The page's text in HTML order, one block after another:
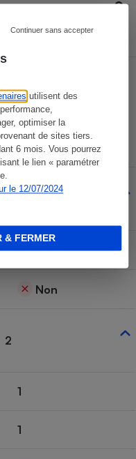
utilisent des
optimiser la
de sites tiers.
6 mois. Vous pourrez
le lien « paramétrer
le 12/07/2024
Continuer sans accepter
& FERMER
(Lidl)
1200 C1
Oui
Oui
Non
2
1
1